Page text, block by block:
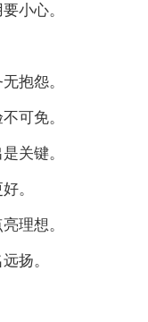
小心。
抱怨。
可免。
关键。
。
理想。
扬。